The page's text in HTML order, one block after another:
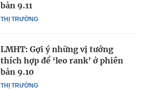
THỊ TRƯỜNG
bản 9.11
THỊ TRƯỜNG
LMHT: Gợi ý những vị tướng
thích hợp để ‘leo rank’ ở phiên
bản 9.10